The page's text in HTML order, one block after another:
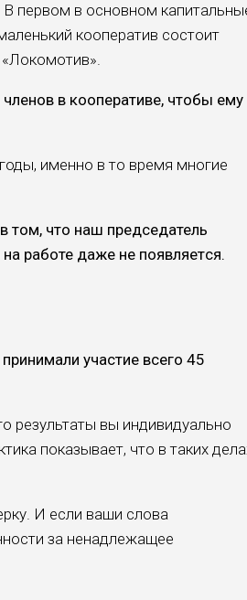
первом в основном
кооператив состоит
«Локомотив».
в коопера­тиве, чтобы ему
именно в то время многие
что наш председатель
работе даже не появляет­ся.
участие всего 45
результаты вы ин­дивидуально
по­казывает, что в таких
И если ваши сло­ва
за ненадлежа­щее